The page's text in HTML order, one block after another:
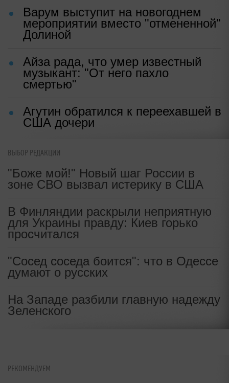
Источник:Соцсети✓ Надежный источник
ПО ТЕМЕ
Анжелика Варум закатила
истерику популярному ведущему:
орала матом на публике
мероприятии вместо "отмененной"
Долиной
Айза рада, что умер известный
музыкант: "От него пахло
смертью"
Агутин обратился к переехавшей в
ВЫБОР РЕДАКЦИИ
"Боже мой!" Новый шаг России в
зоне СВО вызвал истерику в США
В Финляндии раскрыли неприятную
для Украины правду: Киев горько
просчитался
"Сосед соседа боится": что в Одессе
думают о русских
На Западе разбили главную надежду
Зеленского
РЕКОМЕНДУЕМ